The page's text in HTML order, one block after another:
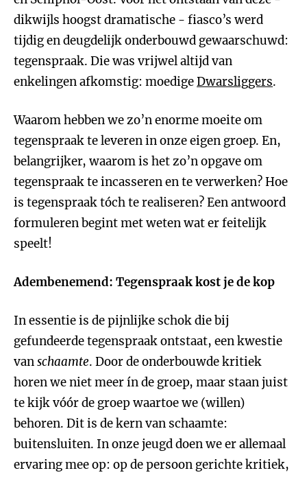
dikwijls hoogst dramatische - fiasco’s werd
tijdig en deugdelijk onderbouwd gewaarschuwd:
tegenspraak. Die was vrijwel altijd van
enkelingen afkomstig: moedigeDwarsliggers.
Waarom hebben we zo’n enorme moeite om
tegenspraak te leveren in onze eigen groep. En,
belangrijker, waarom is het zo’n opgave om
tegenspraak te incasseren en te verwerken? Hoe
is tegenspraak tóch te realiseren? Een antwoord
formuleren begint met weten wat er feitelijk
speelt!
Adembenemend: Tegenspraak kost je de kop
In essentie is de pijnlijke schok die bij
gefundeerde tegenspraak ontstaat, een kwestie
vanschaamte. Door de onderbouwde kritiek
horen we niet meer ín de groep, maar staan juist
te kijk vóór de groep waartoe we (willen)
behoren. Dit is de kern van schaamte:
buitensluiten. In onze jeugd doen we er allemaal
ervaring mee op: op de persoon gerichte kritiek,